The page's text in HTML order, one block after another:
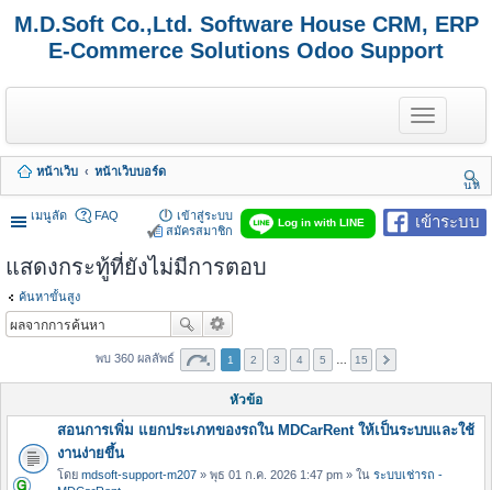
M.D.Soft Co.,Ltd. Software House CRM, ERP
E-Commerce Solutions Odoo Support
T
o
g
e
n
a
หน้าเว็บ
หน้าเว็บบอร์ด
นห
า
เมนูลัด
เข้าระบบ
Log in with LINE
FAQ
เข้าสู่ระบบ
สมัครสมาชิก
แสดงกระทู้ที่ยังไม่มีการตอบ
ค้นหาขั้นสูง
พบ 360 ผลลัพธ์ 1 2 3 4 5 15
หัวข้อ
สอนการเพิ่ม แยกประเภทของรถใน MDCarRent ให้เป็นระบบและใช้
งานง่ายขึ้น
โดย mdsoft-support-m207 » พุธ 01 ก.ค. 2026 1:47 pm » ใน ระบบเช่ารถ -